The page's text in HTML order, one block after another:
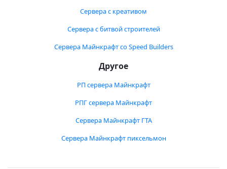
Сервера с креативом
Сервера с битвой строителей
Сервера Майнкрафт со Speed Builders
Другое
РП сервера Майнкрафт
РПГ сервера Майнкрафт
Сервера Майнкрафт ГТА
Сервера Майнкрафт пиксельмон